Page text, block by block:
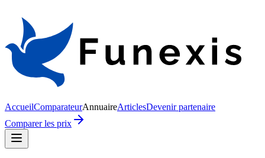
AccueilComparateurAnnuaireArticlesDevenir partenaire
Comparer les prix